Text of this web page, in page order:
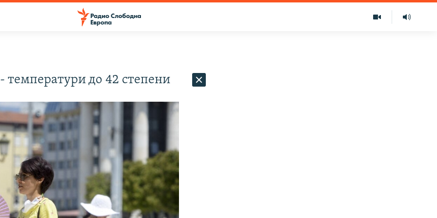
температури до 42 степени